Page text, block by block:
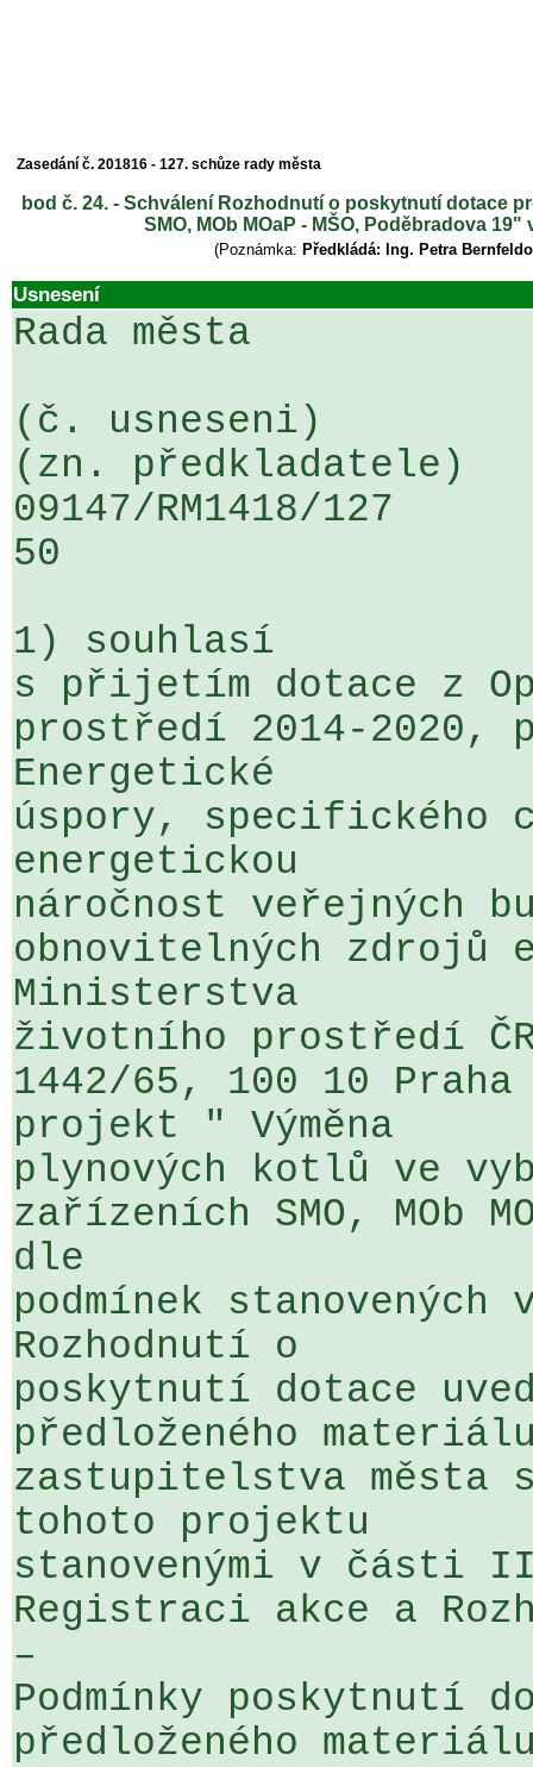
Zasedání č. 201816 - 127. schůze rady města
bod č. 24. - Schválení Rozhodnutí o poskytnutí dotace
SMO, MOb MOaP - MŠO, Poděbradova
(Poznámka: Předkládá: Ing. Petra
Usnesení
Rada města
(č. usneseni)
(zn. předkladatele)
09147/RM1418/
50
1) souhlasí
s přijetím dotace z
prostředí 2014-
Energetické
úspory,
energetickou
náročnost veřejných
obnovitelných zdrojů
Ministerstva
životního prostředí
1442/65, 100 10
projekt " Výměna
plynových kotlů ve
zařízeních SMO, MOb
dle
podmínek
Rozhodnutí o
poskytnutí dotace
předloženého
zastupitelstva města
tohoto projektu
stanovenými v
Registraci akce a
–
Podmínky poskytnutí
předloženého